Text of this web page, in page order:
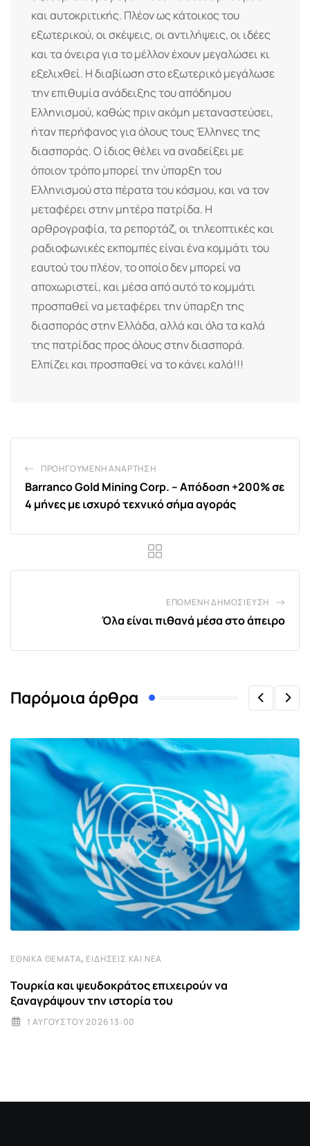
και αυτοκριτικής. Πλέον ως κάτοικος του
εξωτερικού, οι σκέψεις, οι αντιλήψεις, οι ιδέες
και τα όνειρα για το μέλλον έχουν μεγαλώσει κι
εξελιχθεί. Η διαβίωση στο εξωτερικό μεγάλωσε
την επιθυμία ανάδειξης του απόδημου
Ελληνισμού, καθώς πριν ακόμη μεταναστεύσει,
ήταν περήφανος για όλους τους Έλληνες της
διασποράς. Ο ίδιος θέλει να αναδείξει με
όποιον τρόπο μπορεί την ύπαρξη του
Ελληνισμού στα πέρατα του κόσμου, και να τον
μεταφέρει στην μητέρα πατρίδα. Η
αρθρογραφία, τα ρεπορτάζ, οι τηλεοπτικές και
ραδιοφωνικές εκπομπές είναι ένα κομμάτι του
εαυτού του πλέον, το οποίο δεν μπορεί να
αποχωριστεί, και μέσα από αυτό το κομμάτι
προσπαθεί να μεταφέρει την ύπαρξη της
διασποράς στην Ελλάδα, αλλά και όλα τα καλά
της πατρίδας προς όλους στην διασπορά.
Ελπίζει και προσπαθεί να το κάνει καλά!!!
ΠΡΟΗΓΟΎΜΕΝΗ ΑΝΆΡΤΗΣΗ
Barranco Gold Mining Corp. – Απόδοση +200% σε
4 μήνες με ισχυρό τεχνικό σήμα αγοράς
ΕΠΌΜΕΝΗ ΔΗΜΟΣΊΕΥΣΗ
Όλα είναι πιθανά μέσα στο άπειρο
Παρόμοια άρθρα
ΕΘΝΙΚΆ ΘΈΜΑΤΑ, ΕΙΔΉΣΕΙΣ ΚΑΙ ΝΈΑ
Τουρκία και ψευδοκράτος επιχειρούν να
ξαναγράψουν την ιστορία του
1 ΑΥΓΟΎΣΤΟΥ 2026 13:00